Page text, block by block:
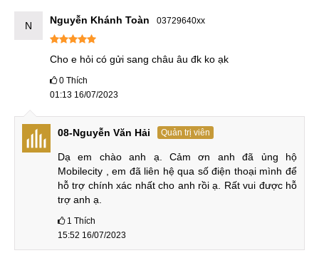
tiêu thụ ít năng lượng hơn 25% so với phiên bản trước đó.
Điều này đồng nghĩa với việc con chip này có hiệu suất cao
Gaming ra mắt năm ngoái.
Trigger vật lý
Redmi K50 Gaming, như tên gọi của nó, chủ yếu tập trung
vào việc tối ưu hóa hiệu suất chơi game để cung cấp trải
nghiệm chơi game di động tốt nhất. Nó cũng sẽ được trang
bị hai nút kích hoạt vật lý, tối đa hóa các hoạt động chơi
game. Sau khi phát hành chính thức, mô hình này sẽ được
hệ điều hành Android 12. Những nâng cấp này từ cả trải
N Nguyễn Khánh Toàn 03729640xx
Cho e hỏi có gửi sang châu âu đk ko ạk
0 Thích
01:13 16/07/2023
08-Nguyễn Văn Hải Quản trị viên
Dạ em chào anh ạ. Cảm ơn anh đã ủng hộ
Mobilecity , em đã liên hệ qua số điện thoại mình để
hỗ trợ chính xác nhất cho anh rồi ạ. Rất vui được hỗ
trợ anh ạ.
1 Thích
15:52 16/07/2023